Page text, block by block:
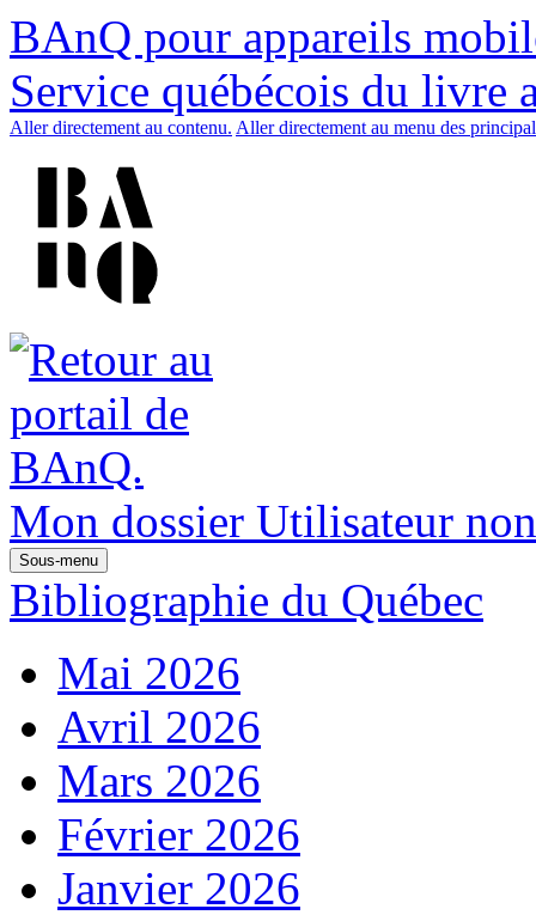
BAnQ pour appareils
Service québécois du livre
Aller directement au contenu. Aller directement au menu des
Mon dossier Utilisateur
Sous-menu
Bibliographie du Québec
Mai 2026
Avril 2026
Mars 2026
Février 2026
Janvier 2026